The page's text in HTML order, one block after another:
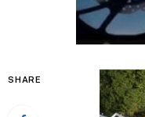
SHARE